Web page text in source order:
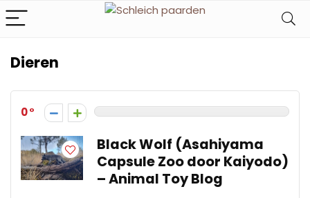
Dieren
0
Black Wolf (Asahiyama
Capsule Zoo door Kaiyodo)
– Animal Toy Blog